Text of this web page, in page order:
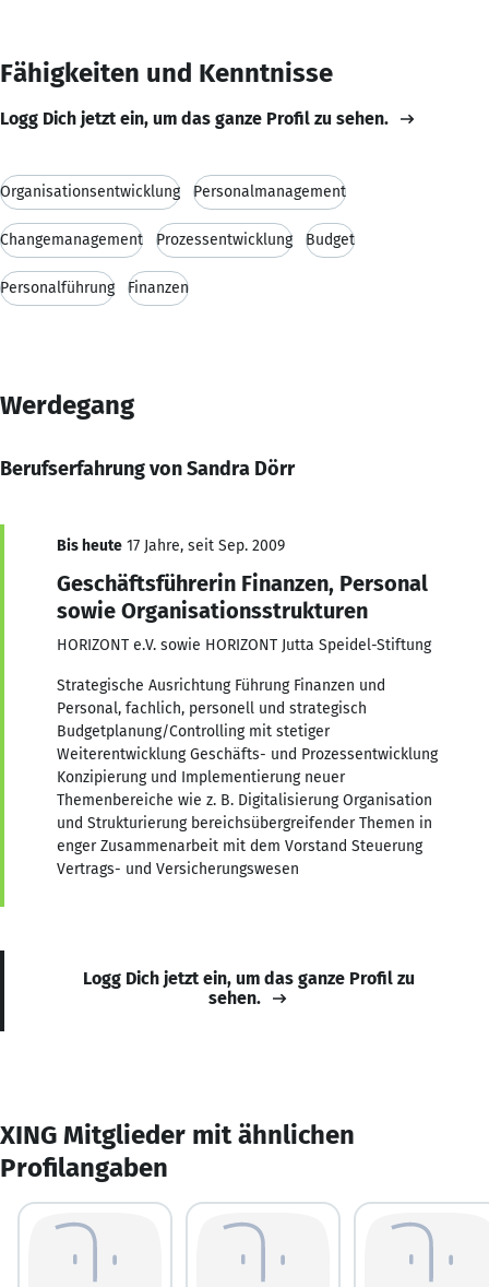
Fähigkeiten und Kenntnisse
Logg Dich jetzt ein, um das ganze Profil zu sehen.
Organisationsentwicklung Personalmanagement
Changemanagement Prozessentwicklung Budget
Personalführung Finanzen
Werdegang
Berufserfahrung von Sandra Dörr
Bis heute 17 Jahre, seit Sep. 2009
Geschäftsführerin Finanzen, Personal
sowie Organisationsstrukturen
HORIZONT e.V. sowie HORIZONT Jutta Speidel-Stiftung
Strategische Ausrichtung Führung Finanzen und
Personal, fachlich, personell und strategisch
Budgetplanung/Controlling mit stetiger
Weiterentwicklung Geschäfts- und Prozessentwicklung
Konzipierung und Implementierung neuer
Themenbereiche wie z. B. Digitalisierung Organisation
und Strukturierung bereichsübergreifender Themen in
enger Zusammenarbeit mit dem Vorstand Steuerung
Vertrags- und Versicherungswesen
Logg Dich jetzt ein, um das ganze Profil zu
sehen.
XING Mitglieder mit ähnlichen
Profilangaben